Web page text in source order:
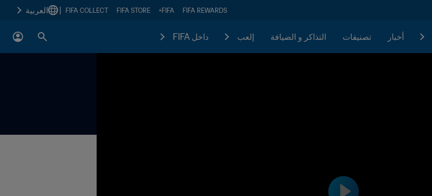
FIFA REWARDS
FIFA+
FIFA STORE
FIFA COLLECT العربية
أخبار تصنيفات التذاكر و الضيافة إلعب داخل FIFA